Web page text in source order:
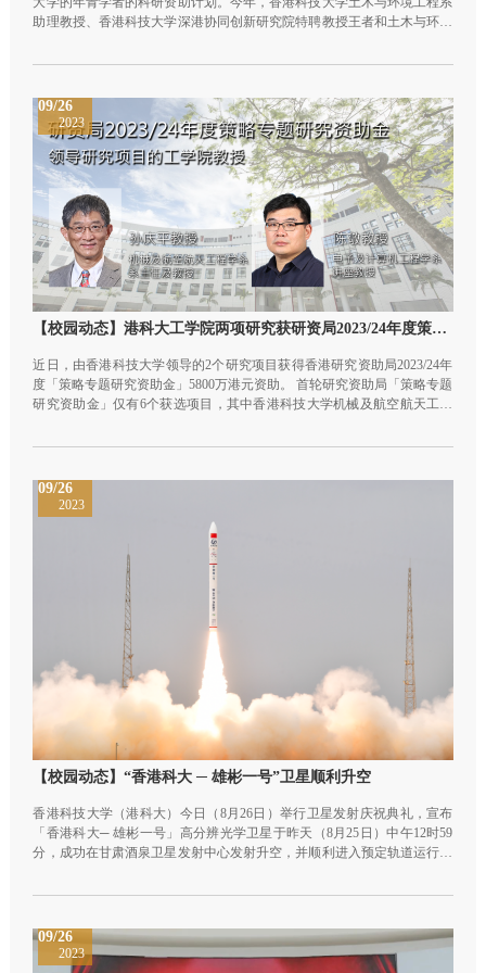
助理教授、香港科技大学深港协同创新研究院特聘教授王者和土木与环境
控制的研究，协助社会更高效地实现低碳转型。
09/26
2023
【校园动态】港科大工学院两项研究获研资局2023/24年度策略专题研究资助金批出合共5,800万港元资助
近日，由香港科技大学领导的2个研究项目获得香港研究资助局2023/24年
度「策略专题研究资助金」5800万港元资助。 首轮研究资助局「策略专题
研究资助金」仅有6个获选项目，其中香港科技大学机械及航空航天工程
09/26
2023
【校园动态】“香港科大 ─ 雄彬一号”卫星顺利升空
香港科技大学（港科大）今日（8月26日）举行卫星发射庆祝典礼，宣布
「香港科大─ 雄彬一号」高分辨光学卫星于昨天（8月25日）中午12时59
分，成功在甘肃酒泉卫星发射中心发射升空，并顺利进入预定轨道运行。
港科大与长光卫星技术股份有限公司（长光卫星）的合作正式展开。两者
报系统。
09/26
2023